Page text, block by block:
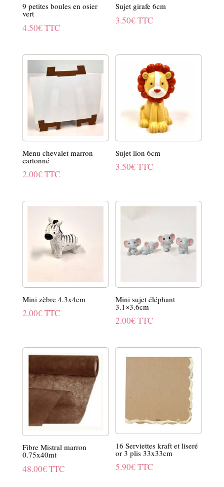
9 petites boules en osier
vert
4.50€TTC
Sujet girafe 6cm
3.50€TTC
Menu chevalet marron
cartonné
2.00€TTC
Sujet lion 6cm
3.50€TTC
Mini zèbre 4.3x4cm
2.00€TTC
Mini sujet éléphant
3.1×3.6cm
2.00€TTC
Fibre Mistral marron
0.75x40mt
48.00€TTC
16 Serviettes kraft et liseré
or 3 plis 33x33cm
5.90€TTC